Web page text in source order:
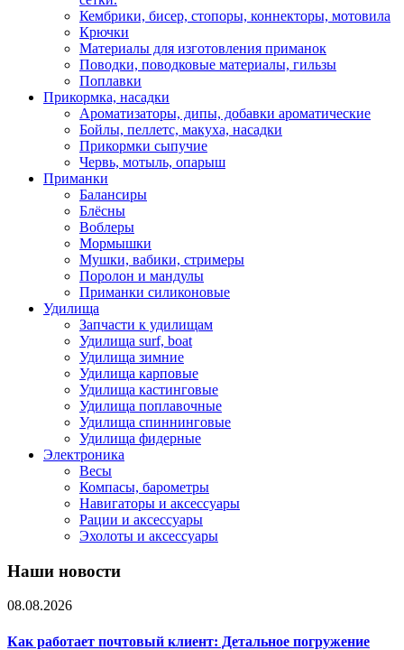
Кембрики, бисер, стопоры, коннекторы, мотовила
Крючки
Материалы для изготовления приманок
Поводки, поводковые материалы, гильзы
Поплавки
Прикормка, насадки
Ароматизаторы, дипы, добавки ароматические
Бойлы, пеллетс, макуха, насадки
Прикормки сыпучие
Червь, мотыль, опарыш
Приманки
Балансиры
Блёсны
Воблеры
Мормышки
Мушки, вабики, стримеры
Поролон и мандулы
Приманки силиконовые
Удилища
Запчасти к удилищам
Удилища surf, boat
Удилища зимние
Удилища карповые
Удилища кастинговые
Удилища поплавочные
Удилища спиннинговые
Удилища фидерные
Электроника
Весы
Компасы, барометры
Навигаторы и аксессуары
Рации и аксессуары
Эхолоты и аксессуары
Наши новости
08.08.2026
Как работает почтовый клиент: Детальное погружение